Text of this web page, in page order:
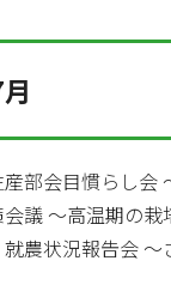
部会目慣らし会
議 ～高温期の
農状況報告会